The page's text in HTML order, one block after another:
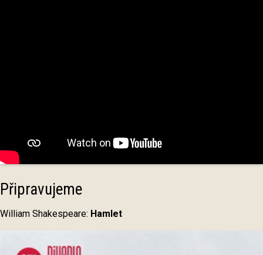
Připravujeme
William Shakespeare: Hamlet